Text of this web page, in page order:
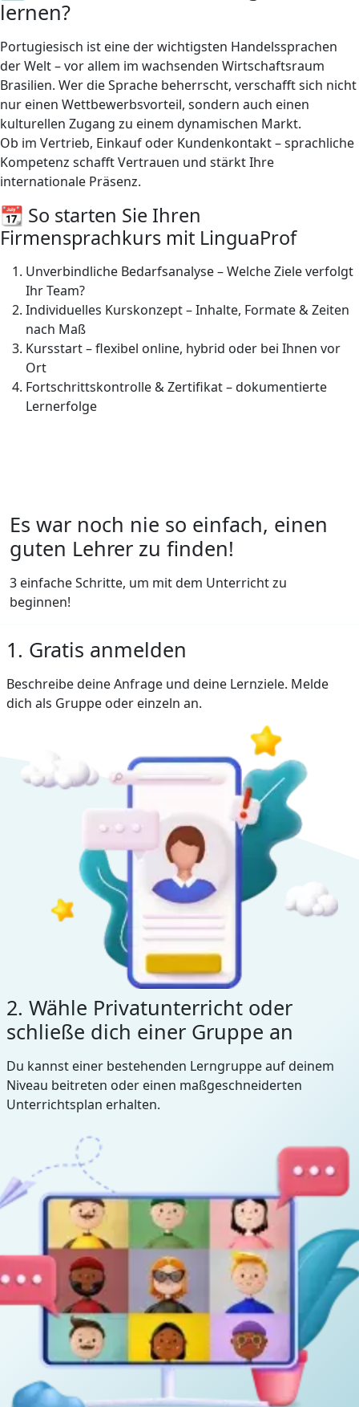
lernen?
Portugiesisch ist eine der wichtigsten Handelssprachen
der Welt – vor allem im wachsenden Wirtschaftsraum
Brasilien. Wer die Sprache beherrscht, verschafft sich nicht
nur einen Wettbewerbsvorteil, sondern auch einen
kulturellen Zugang zu einem dynamischen Markt.
Ob im Vertrieb, Einkauf oder Kundenkontakt – sprachliche
Kompetenz schafft Vertrauen und stärkt Ihre
internationale Präsenz.
📆 So starten Sie Ihren
Firmensprachkurs mit LinguaProf
Unverbindliche Bedarfsanalyse – Welche Ziele verfolgt
Ihr Team?
Individuelles Kurskonzept – Inhalte, Formate & Zeiten
nach Maß
Kursstart – flexibel online, hybrid oder bei Ihnen vor
Ort
Fortschrittskontrolle & Zertifikat – dokumentierte
Lernerfolge
Es war noch nie so einfach, einen
guten Lehrer zu finden!
3 einfache Schritte, um mit dem Unterricht zu
beginnen!
1. Gratis anmelden
Beschreibe deine Anfrage und deine Lernziele. Melde
dich als Gruppe oder einzeln an.
2. Wähle Privatunterricht oder
schließe dich einer Gruppe an
Du kannst einer bestehenden Lerngruppe auf deinem
Niveau beitreten oder einen maßgeschneiderten
Unterrichtsplan erhalten.